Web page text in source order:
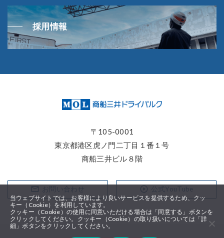
採用情報
〒105-0001
東京都港区⻁ノ門二丁目１番１号
商船三井ビル８階
mail_outline お問い合わせ play_circle_outline 公式YouTube
当ウェブサイトでは、お客様により良いサービスを提供するため、クッ
キー（Cookie）を利用しています。
クッキー（Cookie）の使用に同意いただける場合は「同意する」ボタンを
クリックしてください。クッキー（Cookie）の取り扱いについては「詳
細」ボタンをクリックしてください。